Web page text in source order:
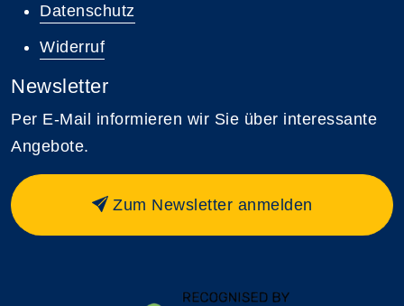
Datenschutz
Widerruf
Newsletter
Per E-Mail informieren wir Sie über interessante
Angebote.
Zum Newsletter anmelden